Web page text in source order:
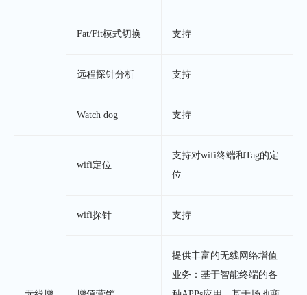
Fat/Fit模式切换 支持
远程探针分析 支持
Watch dog 支持
wifi定位
支持对wifi终端和Tag的定
位
wifi探针 支持
提供丰富的无线网络增值
业务：基于智能终端的各